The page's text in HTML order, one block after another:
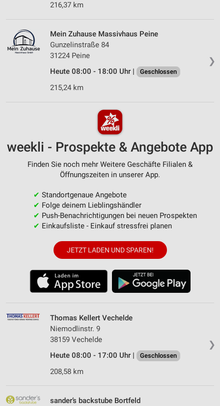
216,37 km
❯
Mein Zuhause Massivhaus Peine
Gunzelinstraße 84
31224 Peine
Heute 08:00 - 18:00 Uhr |
Geschlossen
215,24 km
weekli - Prospekte & Angebote App
Finden Sie noch mehr Weitere Geschäfte Filialen &
Öffnungszeiten in unserer App.
✔ Standortgenaue Angebote
✔ Folge deinem Lieblingshändler
✔ Push-Benachrichtigungen bei neuen Prospekten
✔ Einkaufsliste - Einkauf stressfrei planen
JETZT LADEN UND SPAREN!
❯
Thomas Kellert Vechelde
Niemodlinstr. 9
38159 Vechelde
Heute 08:00 - 17:00 Uhr |
Geschlossen
208,58 km
sander’s backstube Bortfeld